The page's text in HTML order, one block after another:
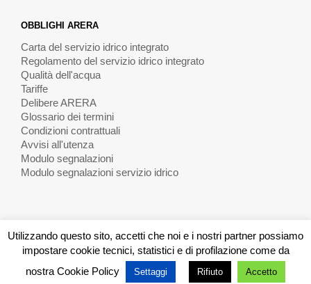
OBBLIGHI ARERA
Carta del servizio idrico integrato
Regolamento del servizio idrico integrato
Qualità dell'acqua
Tariffe
Delibere ARERA
Glossario dei termini
Condizioni contrattuali
Avvisi all'utenza
Modulo segnalazioni
Modulo segnalazioni servizio idrico
Utilizzando questo sito, accetti che noi e i nostri partner possiamo
impostare cookie tecnici, statistici e di profilazione come da
nostra Cookie Policy Settaggi Rifiuto Accetto